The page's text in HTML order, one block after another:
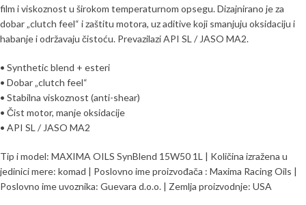
film i viskoznost u širokom temperaturnom opsegu. Dizajnirano je za
dobar „clutch feel“ i zaštitu motora, uz aditive koji smanjuju oksidaciju i
habanje i održavaju čistoću. Prevazilazi API SL / JASO MA2.
• Synthetic blend + esteri
• Dobar „clutch feel“
• Stabilna viskoznost (anti-shear)
• Čist motor, manje oksidacije
• API SL / JASO MA2
Tip i model: MAXIMA OILS SynBlend 15W50 1L | Količina izražena u
jedinici mere: komad | Poslovno ime proizvođača : Maxima Racing Oils |
Poslovno ime uvoznika: Guevara d.o.o. | Zemlja proizvodnje: USA